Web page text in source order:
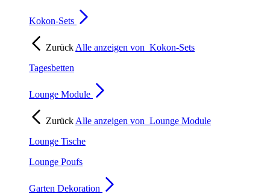
Kokon-Sets
Zurück Alle anzeigen von Kokon-Sets
Tagesbetten
Lounge Module
Zurück Alle anzeigen von Lounge Module
Lounge Tische
Lounge Poufs
Garten Dekoration